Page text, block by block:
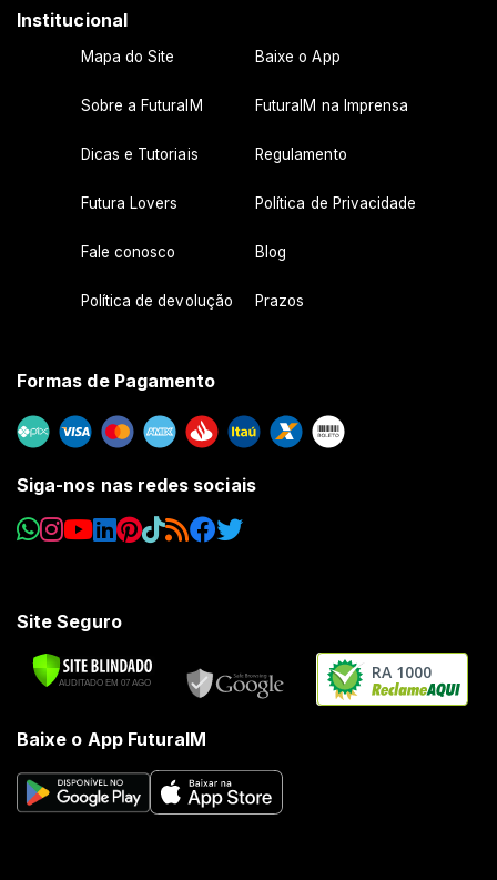
Institucional
Mapa do Site Baixe o App
Sobre a FuturaIM FuturaIM na Imprensa
Dicas e Tutoriais Regulamento
Futura Lovers Política de Privacidade
Fale conosco Blog
Política de devolução Prazos
Formas de Pagamento
Siga-nos nas redes sociais
Site Seguro
RA 1000
Baixe o App FuturaIM